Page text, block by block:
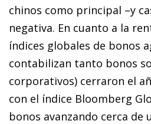
chinos como principal –y
negativa. En cuanto a la
índices globales de bonos
contabilizan tanto bonos
corporativos) cerraron el
con el índice Bloomberg
bonos avanzando cerca de